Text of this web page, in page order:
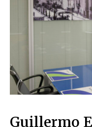
Guillermo